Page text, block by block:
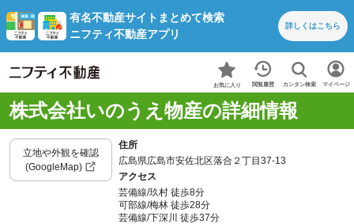
有名不動産サイトまとめて検索
ニフティ不動産アプリ
詳しくはこちら
お気に入り 閲覧履歴 カンタン検索 マイページ
株式会社いのうえ物産の詳細情報
立地や外観を確認
(GoogleMap)
住所
広島県広島市安佐北区落合２丁目37-13
アクセス
芸備線/玖村 徒歩8分
可部線/梅林 徒歩28分
芸備線/下深川 徒歩37分